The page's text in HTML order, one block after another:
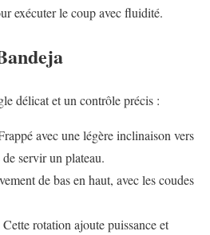
exécuter le coup avec fluidité.
délicat et un contrôle précis :
avec une légère inclinaison vers
servir un plateau.
de bas en haut, avec les coudes
Cette rotation ajoute puissance et